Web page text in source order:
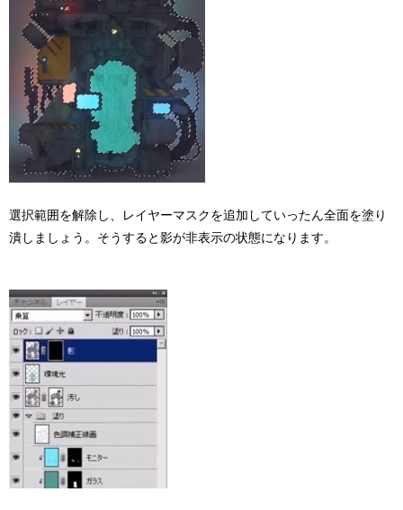
選択範囲を解除し、レイヤーマスクを追加していったん全面を塗り
潰しましょう。そうすると影が非表示の状態になります。